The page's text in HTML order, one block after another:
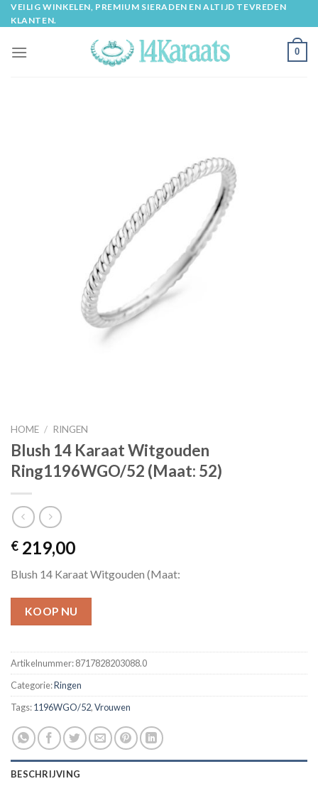
Skip
to
VEILIG WINKELEN, PREMIUM SIERADEN EN ALTIJD TEVREDEN
KLANTEN.
0
HOME / RINGEN
Blush 14 Karaat Witgouden
Ring1196WGO/52 (Maat: 52)
€ 219,00
Blush 14 Karaat Witgouden (Maat:
KOOP NU
Artikelnummer:8717828203088.0
Categorie:Ringen
Tags:1196WGO/52,Vrouwen
BESCHRIJVING